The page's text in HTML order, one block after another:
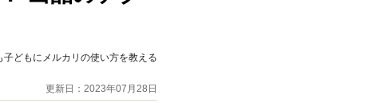
どもにメルカリの使い方を教える
更新日：2023年07月28日